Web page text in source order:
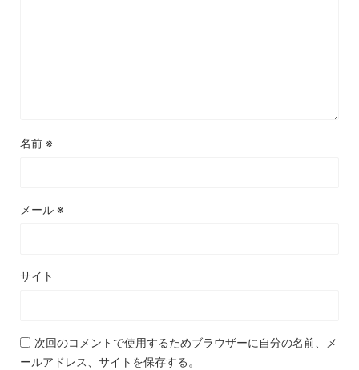
名前 ※
メール ※
サイト
次回のコメントで使用するためブラウザーに自分の名前、メ
ールアドレス、サイトを保存する。